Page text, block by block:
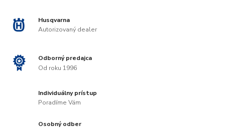
Husqvarna
Autorizovaný dealer
Odborný predajca
Od roku 1996
Individuálny prístup
Poradíme Vám
Osobný odber